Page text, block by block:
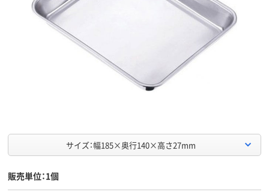
サイズ：幅185×奥行140×高さ27mm
販売単位：1個